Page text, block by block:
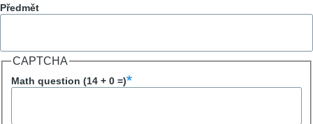
Předmět
CAPTCHA
Math question (14 + 0 =)